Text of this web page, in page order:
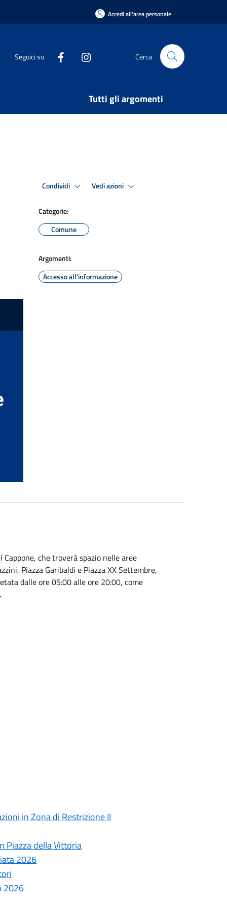
Accedi all'area personale
Seguici su Cerca
Tutti gli argomenti
Condividi Vedi azioni
Categorie:
Comune
Argomenti:
Accesso all'informazione
che troverà spazio nelle aree
Piazza Garibaldi e Piazza XX Settembre,
dalle ore 05:00 alle ore 20:00, come
in Zona di Restrizione II
Piazza della Vittoria
2026
2026